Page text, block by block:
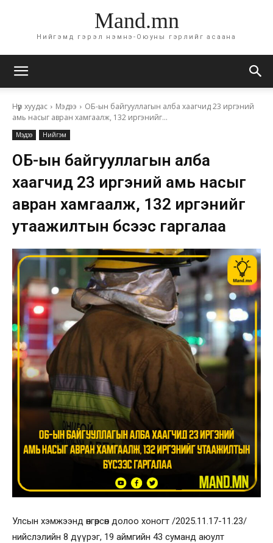
Mand.mn
Нийгэмд гэрэл нэмнэ-Оюуны гэрлийг асаана
Нүүр хуудас Мэдээ
ОБ-ын байгууллагын алба хаагчид 23 иргэний
амь насыг авран хамгаалж, 132 иргэнийг...
Мэдээ Нийгэм
ОБ-ын байгууллагын алба
хаагчид 23 иргэний амь насыг
авран хамгаалж, 132 иргэнийг
утаажилтын бүсээс гаргалаа
Улсын хэмжээнд өнгөрсөн долоо хоногт /2025.11.17-11.23/
нийслэлийн 8 дүүрэг, 19 аймгийн 43 суманд аюулт